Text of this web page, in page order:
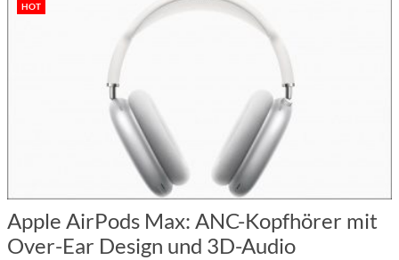
HOT
Apple AirPods Max: ANC-Kopfhörer mit
Over-Ear Design und 3D-Audio